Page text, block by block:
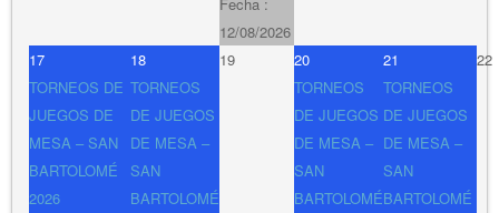
12/08/2026
17
TORNEOS DE
JUEGOS DE
MESA – SAN
BARTOLOMÉ
2026
18
TORNEOS
DE JUEGOS
DE MESA –
SAN
BARTOLOMÉ
19
20
TORNEOS
DE JUEGOS
DE MESA –
SAN
BARTOLOMÉ
21
TORNEOS
DE JUEGOS
DE MESA –
SAN
BARTOLOMÉ
22